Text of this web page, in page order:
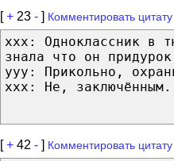
[+ 23 - ] Комментировать
ххх: Одноклассник в
знала что он
ууу: Прикольно,
ххх: Не, заключённым.
[+ 42 - ] Комментировать